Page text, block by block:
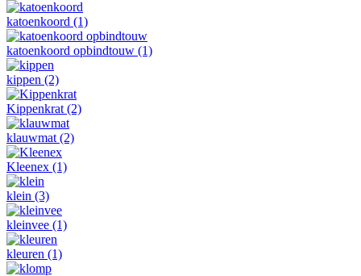
katoenkoord (1)
katoenkoord opbindtouw (1)
kippen (2)
Kippenkrat (2)
klauwmat (2)
Kleenex (1)
klein (3)
kleinvee (1)
kleuren (1)